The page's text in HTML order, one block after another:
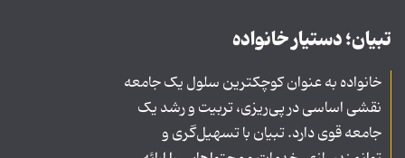
تبیان؛ دستیار خانواده
خانواده به عنوان کوچکترین سلول یک جامعه
نقشی اساسی در پی‌ریزی، تربیت و رشد یک
جامعه قوی دارد. تبیان با تسهیل‌گری و